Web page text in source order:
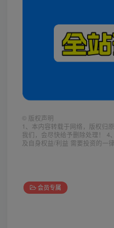
© 版权声明
1、本内容转载于网络，版权归
我们，会尽快给予删除处理！ 4
及自身权益/利益 需要投资的一
会员专属